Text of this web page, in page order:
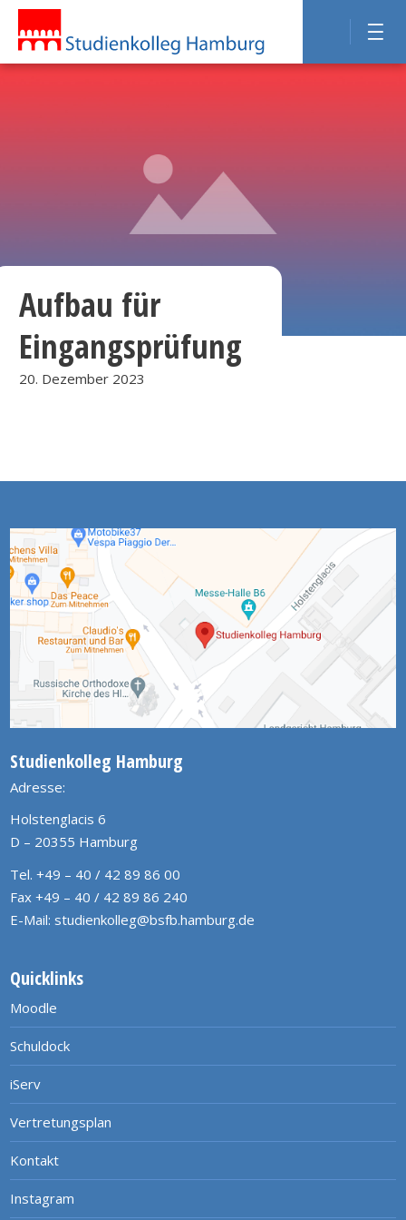
Aufbau für
Eingangsprüfung
20. Dezember 2023
Studienkolleg Hamburg
Adresse:
Holstenglacis 6
D – 20355 Hamburg
Tel. +49 – 40 / 42 89 86 00
Fax +49 – 40 / 42 89 86 240
E-Mail: studienkolleg@bsfb.hamburg.de
Quicklinks
Moodle
Schuldock
iServ
Vertretungsplan
Kontakt
Instagram